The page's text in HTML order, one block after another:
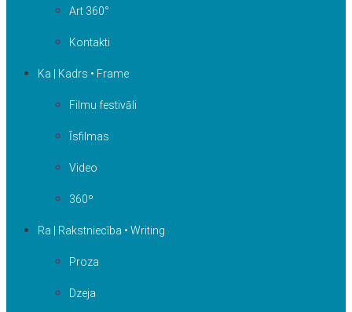
Art 360°
Kontakti
Ka | Kadrs • Frame
Filmu festivāli
Īsfilmas
Video
360º
Ra | Rakstniecība • Writing
Proza
Dzeja